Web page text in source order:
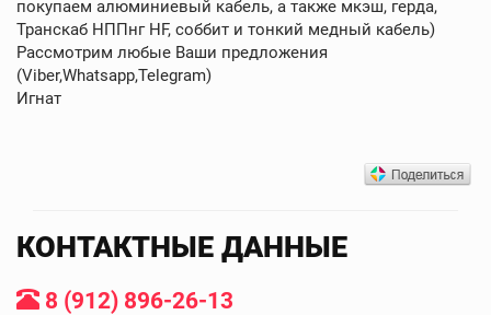
покупаем алюминиевый кабель, а также мкэш, герда,
Транскаб НППнг HF, соббит и тонкий медный кабель)
Рассмотрим любые Ваши предложения
(Viber,Whatsapp,Telegram)
Игнат
КОНТАКТНЫЕ ДАННЫЕ
8 (912) 896-26-13